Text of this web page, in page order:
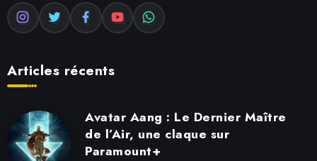
Articles récents
Avatar Aang : Le Dernier Maître
de l’Air, une claque sur
Paramount+